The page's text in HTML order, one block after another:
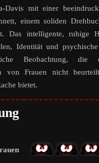
Davis mit einer
einem soliden
Das intelligente, ruhige
Identität und
Beobachtung, die
von Frauen nicht
bietet.